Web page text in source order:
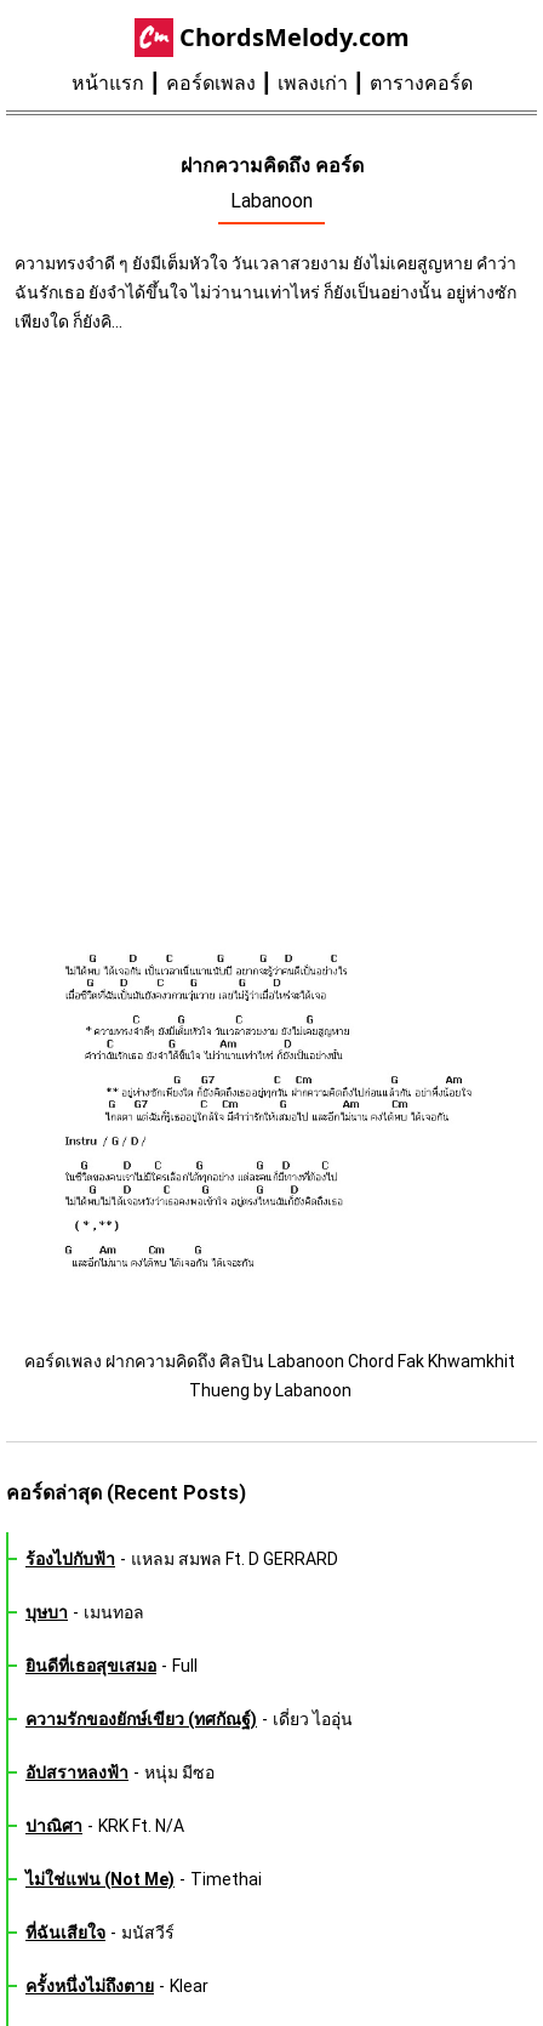
ChordsMelody.com
หน้าแรก คอร์ดเพลง เพลงเก่า ตารางคอร์ด
ฝากความคิดถึง คอร์ด
Labanoon
ความทรงจำดี ๆ ยังมีเต็มหัวใจ วันเวลาสวยงาม ยังไม่เคยสูญหาย คำว่า
ฉันรักเธอ ยังจำได้ขึ้นใจ ไม่ว่านานเท่าไหร่ ก็ยังเป็นอย่างนั้น อยู่ห่างซัก
เพียงใด ก็ยังคิ...
คอร์ดเพลง ฝากความคิดถึง ศิลปิน Labanoon Chord Fak Khwamkhit
Thueng by Labanoon
คอร์ดล่าสุด (Recent Posts)
ร้องไปกับฟ้า - แหลม สมพล Ft. D GERRARD
บุษบา - เมนทอล
ยินดีที่เธอสุขเสมอ - Full
ความรักของยักษ์เขียว (ทศกัณฐ์) - เดี่ยว ไออุ่น
อัปสราหลงฟ้า - หนุ่ม มีซอ
ปาณิศา - KRK Ft. N/A
ไม่ใช่แฟน (Not Me) - Timethai
ที่ฉันเสียใจ - มนัสวีร์
ครั้งหนึ่งไม่ถึงตาย - Klear